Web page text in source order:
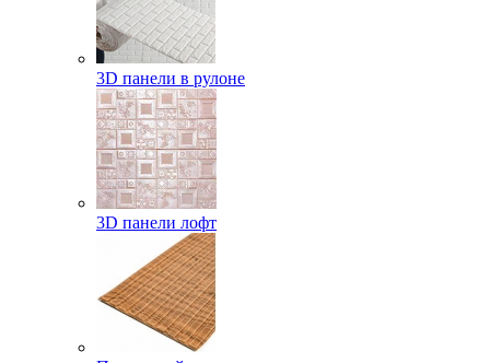
3D панели в рулоне
3D панели лофт